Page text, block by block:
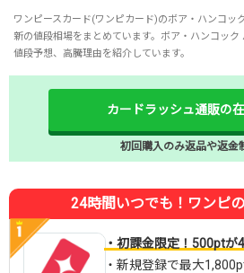
ワンピースカード(ワンピカード)のボア・ハンコッ
新の値段相場をまとめています。ボア・ハンコッ
値段予想、高騰理由を紹介しています。
カードラッシュ通販の
初回購入のみ返品や返金
24時間いつでも！ワンピ
・初課金限定！500ptが
・新規登録で最大